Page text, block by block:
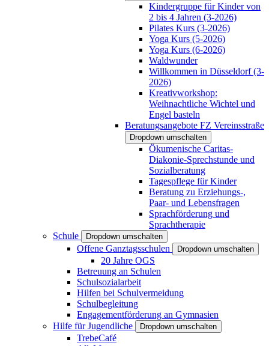
Kindergruppe für Kinder von
2 bis 4 Jahren (3-2026)
Pilates Kurs (3-2026)
Yoga Kurs (5-2026)
Yoga Kurs (6-2026)
Waldwunder
Willkommen in Düsseldorf (3-
2026)
Kreativworkshop:
Weihnachtliche Wichtel und
Engel basteln
Beratungsangebote FZ Vereinsstraße
Dropdown umschalten
Ökumenische Caritas-
Diakonie-Sprechstunde und
Sozialberatung
Tagespflege für Kinder
Beratung zu Erziehungs-,
Paar- und Lebensfragen
Sprachförderung und
Sprachtherapie
Schule
Dropdown umschalten
Offene Ganztagsschulen Dropdown umschalten
20 Jahre OGS
Betreuung an Schulen
Schulsozialarbeit
Hilfen bei Schulvermeidung
Schulbegleitung
Engagementförderung an Gymnasien
Hilfe für Jugendliche
Dropdown umschalten
TrebeCafé